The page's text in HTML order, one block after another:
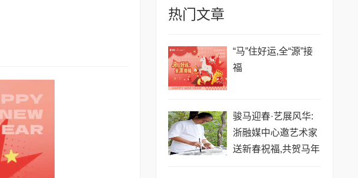
热门文章
​“马”住好运,全“源”接
福
骏马迎春·艺展风华:
浙融媒中心邀艺术家
送新春祝福,共贺马年